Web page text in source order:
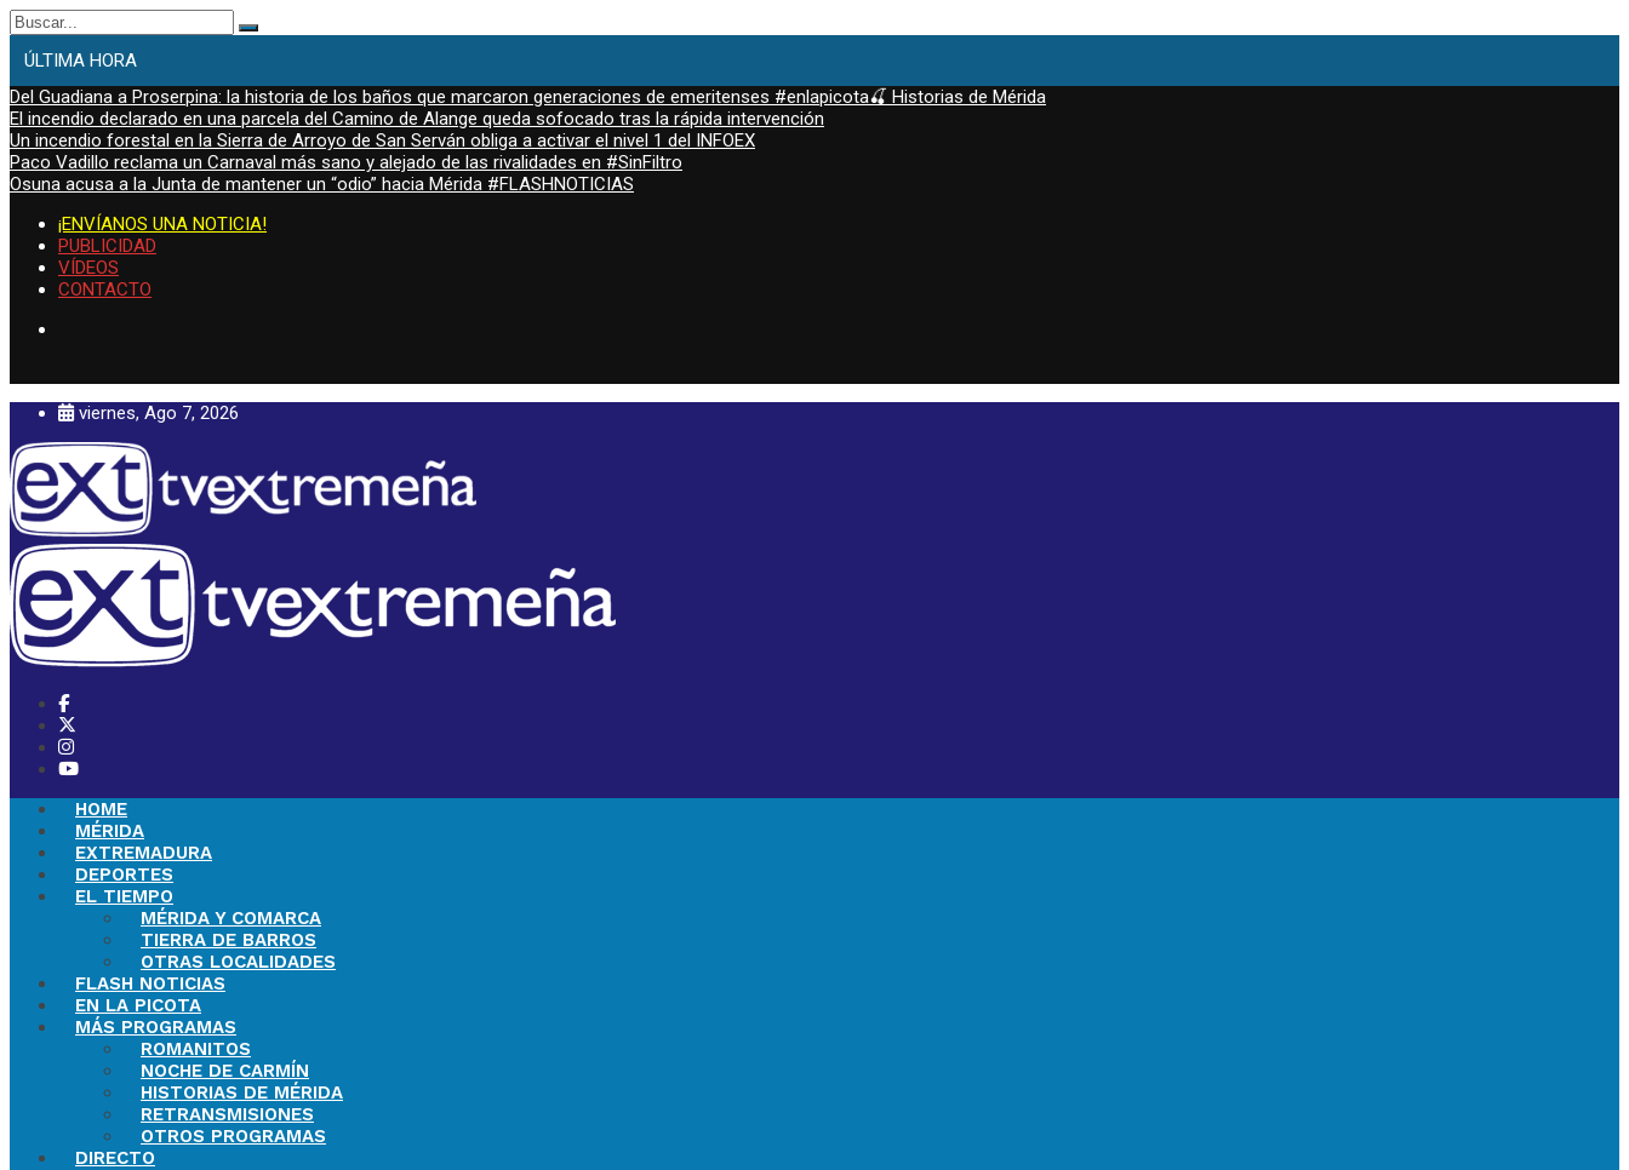
Buscar:
ÚLTIMA HORA
Del Guadiana a Proserpina: la historia de los baños que marcaron generaciones de emeritenses #enlapicota🍒 Historias de Mérida
El incendio declarado en una parcela del Camino de Alange queda sofocado tras la rápida intervención
Un incendio forestal en la Sierra de Arroyo de San Serván obliga a activar el nivel 1 del INFOEX
Paco Vadillo reclama un Carnaval más sano y alejado de las rivalidades en #SinFiltro
Osuna acusa a la Junta de mantener un “odio” hacia Mérida #FLASHNOTICIAS
¡ENVÍANOS UNA NOTICIA!
PUBLICIDAD
VÍDEOS
CONTACTO
viernes, Ago 7, 2026
HOME
MÉRIDA
EXTREMADURA
DEPORTES
EL TIEMPO
MÉRIDA Y COMARCA
TIERRA DE BARROS
OTRAS LOCALIDADES
FLASH NOTICIAS
EN LA PICOTA
MÁS PROGRAMAS
ROMANITOS
NOCHE DE CARMÍN
HISTORIAS DE MÉRIDA
RETRANSMISIONES
OTROS PROGRAMAS
DIRECTO